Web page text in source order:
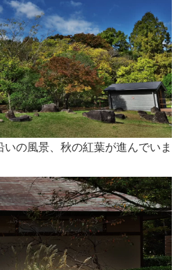
の風景、秋の紅葉が進んでいま